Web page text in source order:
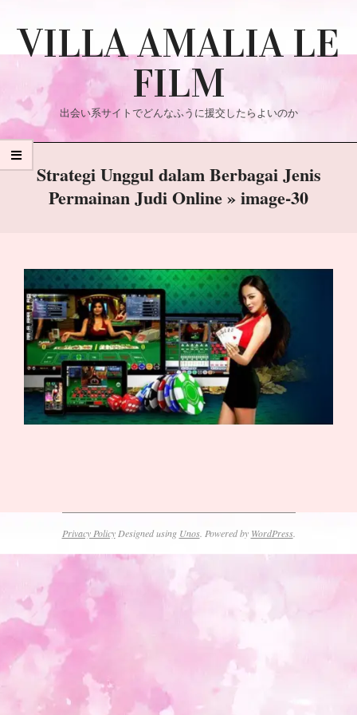
content
VILLA AMALIA LE
FILM
出会い系サイトでどんなふうに援交したらよいのか
Primary
Navigation
Strategi Unggul dalam Berbagai Jenis
Permainan Judi Online »image-30
Privacy PolicyDesigned using Unos. Powered by WordPress.